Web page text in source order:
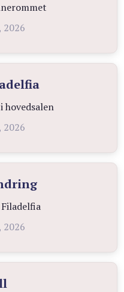
2026
hovedsalen
2026
2026